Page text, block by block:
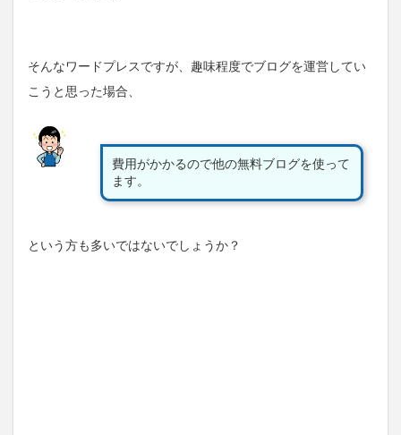
そんなワードプレスですが、趣味程度でブログを運営してい
こうと思った場合、
費用がかかるので他の無料ブログを使って
ます。
という方も多いではないでしょうか？